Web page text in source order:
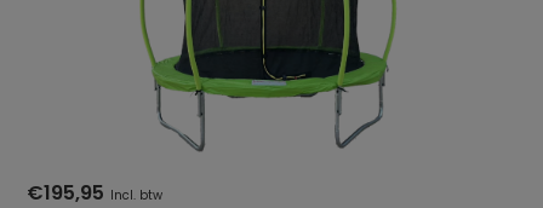
€195,95 Incl. btw